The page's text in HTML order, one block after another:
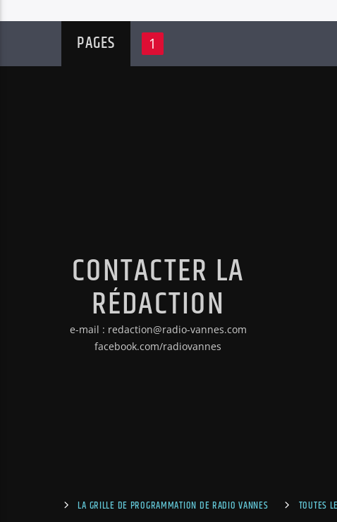
PAGES 1
CONTACTER LA
RÉDACTION
e-mail : redaction@radio-vannes.com
facebook.com/radiovannes
LA GRILLE DE PROGRAMMATION DE RADIO VANNES TOUTES